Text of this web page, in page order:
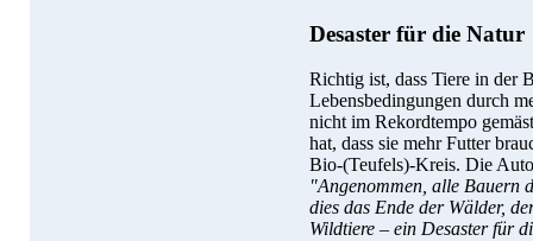
Desaster für die Natur
Richtig ist, dass Tiere in der
Lebensbedingungen durch
nicht im Rekordtempo
hat, dass sie mehr Futter
Bio-(Teufels)-Kreis. Die
"Angenommen, alle Bauern
dies das Ende der Wälder,
Wildtiere – ein Desaster für